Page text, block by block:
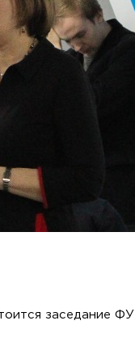
заседание